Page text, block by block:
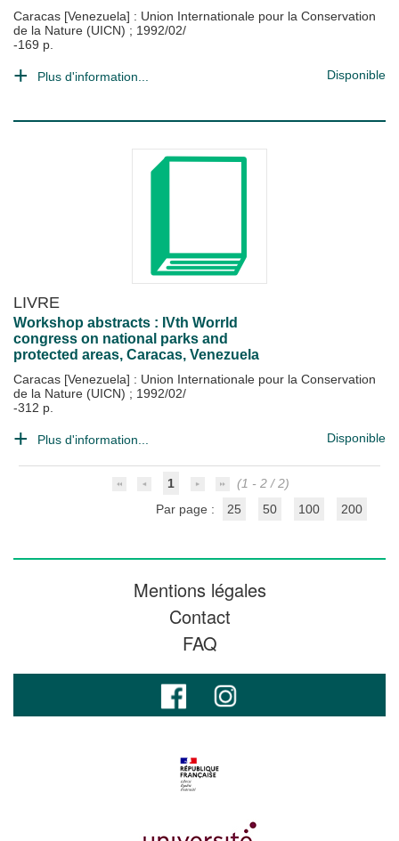
Caracas [Venezuela] : Union Internationale pour la Conservation
de la Nature (UICN) ; 1992/02/
-169 p.
Plus d'information... Disponible
LIVRE
Workshop abstracts : IVth Worrld
congress on national parks and
protected areas, Caracas, Venezuela
Caracas [Venezuela] : Union Internationale pour la Conservation
de la Nature (UICN) ; 1992/02/
-312 p.
Plus d'information... Disponible
1
(1 - 2 / 2)
Par page :
25 50 100 200
Mentions légales
Contact
FAQ